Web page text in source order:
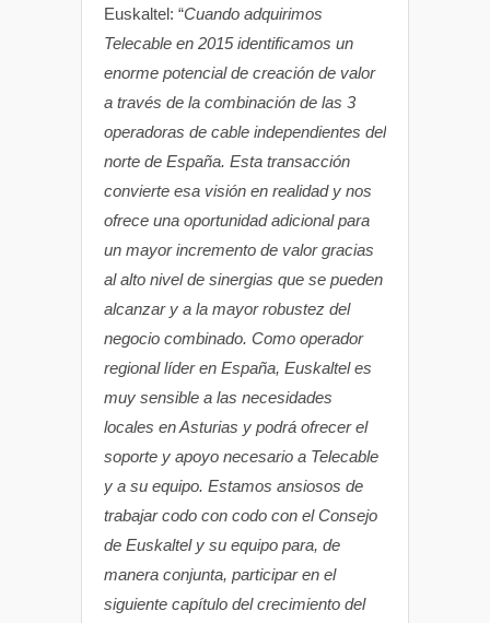
Euskaltel: “Cuando adquirimos
Telecable en 2015 identificamos un
enorme potencial de creación de valor
a través de la combinación de las 3
operadoras de cable independientes del
norte de España. Esta transacción
convierte esa visión en realidad y nos
ofrece una oportunidad adicional para
un mayor incremento de valor gracias
al alto nivel de sinergias que se pueden
alcanzar y a la mayor robustez del
negocio combinado. Como operador
regional líder en España, Euskaltel es
muy sensible a las necesidades
locales en Asturias y podrá ofrecer el
soporte y apoyo necesario a Telecable
y a su equipo. Estamos ansiosos de
trabajar codo con codo con el Consejo
de Euskaltel y su equipo para, de
manera conjunta, participar en el
siguiente capítulo del crecimiento del